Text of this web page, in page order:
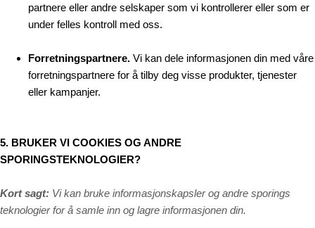
partnere eller andre selskaper som vi kontrollerer eller som er
under felles kontroll med oss.
Forretningspartnere. Vi kan dele informasjonen din med våre
forretningspartnere for å tilby deg visse produkter, tjenester
eller kampanjer.
5. BRUKER VI COOKIES OG ANDRE
SPORINGSTEKNOLOGIER?
Kort sagt: Vi kan bruke informasjonskapsler og andre sporings
teknologier for å samle inn og lagre informasjonen din.